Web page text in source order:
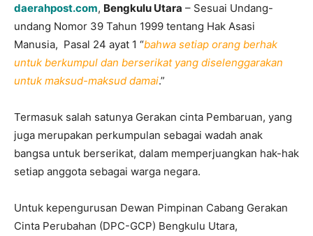
daerahpost.com, Bengkulu Utara – Sesuai Undang-
undang Nomor 39 Tahun 1999 tentang Hak Asasi
Manusia, Pasal 24 ayat 1 “bahwa setiap orang berhak
untuk berkumpul dan berserikat yang diselenggarakan
untuk maksud-maksud damai.”
Termasuk salah satunya Gerakan cinta Pembaruan, yang
juga merupakan perkumpulan sebagai wadah anak
bangsa untuk berserikat, dalam memperjuangkan hak-hak
setiap anggota sebagai warga negara.
Untuk kepengurusan Dewan Pimpinan Cabang Gerakan
Cinta Perubahan (DPC-GCP) Bengkulu Utara,